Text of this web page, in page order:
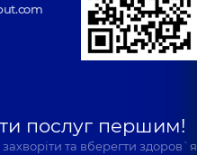
послуг першим!
та вберегти